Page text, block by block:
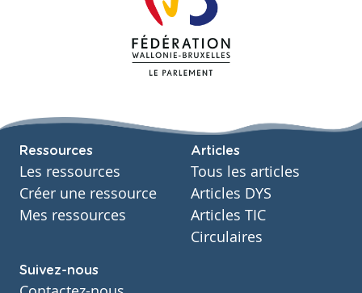
Ressources
Les ressources
Créer une ressource
Mes ressources
Articles
Tous les articles
Articles DYS
Articles TIC
Circulaires
Suivez-nous